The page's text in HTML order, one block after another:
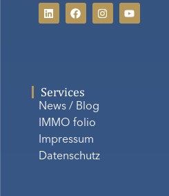
Services
News / Blog
IMMO folio
Impressum
Datenschutz